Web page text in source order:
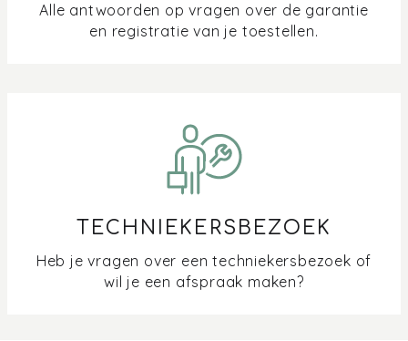
Alle antwoorden op vragen over de garantie
en registratie van je toestellen.
TECHNIEKERSBEZOEK
Heb je vragen over een techniekersbezoek of
wil je een afspraak maken?